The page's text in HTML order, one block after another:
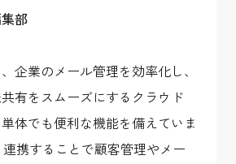
部
企業のメール管理を効率化し、
有をスムーズにするクラウド
体でも便利な機能を備えていま
携することで顧客管理やメー